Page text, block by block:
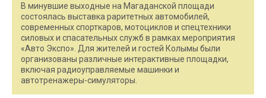
В минувшие выходные на Магаданской площади
состоялась выставка раритетных автомобилей,
современных спорткаров, мотоциклов и спецтехники
силовых и спасательных служб в рамках мероприятия
«Авто Экспо». Для жителей и гостей Колымы были
организованы различные интерактивные площадки,
включая радиоуправляемые машинки и
автотренажеры-симуляторы.